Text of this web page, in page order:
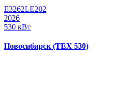
Е3262LE202
2026
530 кВт
Новосибирск (ТЕХ 530)